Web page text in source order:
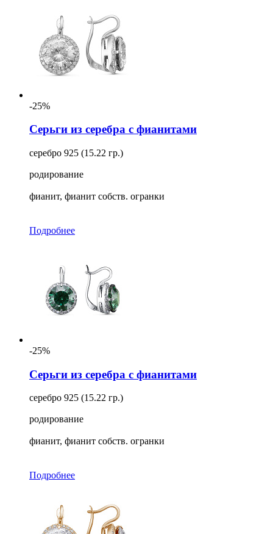
-25%
Серьги из серебра с фианитами
серебро 925 (15.22 гр.)
родирование
фианит, фианит собств. огранки
Подробнее
-25%
Серьги из серебра с фианитами
серебро 925 (15.22 гр.)
родирование
фианит, фианит собств. огранки
Подробнее